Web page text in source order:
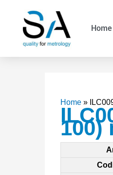
contenuto
Home
Home »
100)